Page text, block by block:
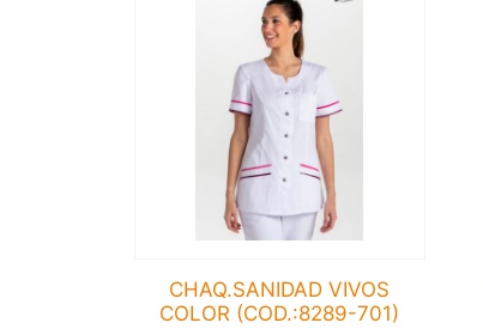
CHAQ.SANIDAD VIVOS
COLOR (COD.:8289-701)